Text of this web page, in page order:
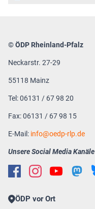
© ÖDP Rheinland-Pfalz
Neckarstr. 27-29
55118 Mainz
Tel: 06131 / 67 98 20
Fax: 06131 / 67 98 15
E-Mail: info oedp-rlp.de
Unsere Social Media Kanäle
ÖDP vor Ort